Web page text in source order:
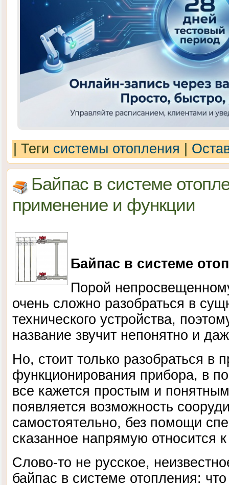
Теги системы отопления
Байпас в системе
применение и функции
Байпас в системе
Порой
очень сложно разобраться в
технического устройства,
название звучит непонятно и
Но, стоит только разобраться в
функционирования прибора, в
все кажется простым и
появляется возможность
самостоятельно, без помощи
сказанное напрямую относится
Слово-то не русское,
байпас в системе отопления: